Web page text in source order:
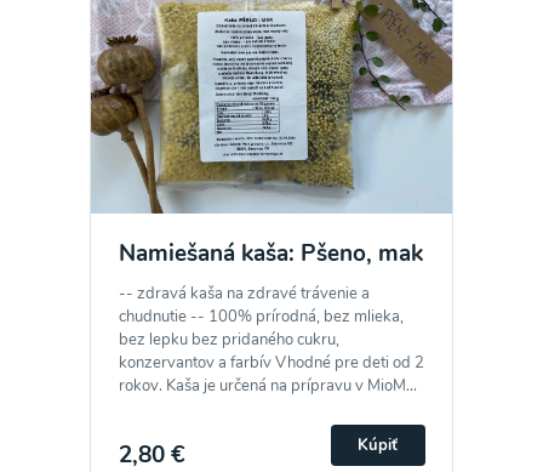
Namiešaná kaša: Pšeno, mak
-- zdravá kaša na zdravé trávenie a
chudnutie -- 100% prírodná, bez mlieka,
bez lepku bez pridaného cukru,
konzervantov a farbív Vhodné pre deti od 2
rokov. Kaša je určená na prípravu v MioM...
2,80 € Kúpiť